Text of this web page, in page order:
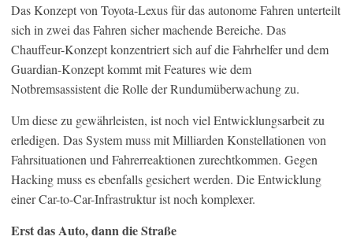
Das Konzept von Toyota-Lexus für das autonome Fahren unterteilt
sich in zwei das Fahren sicher machende Bereiche. Das
Chauffeur-Konzept konzentriert sich auf die Fahrhelfer und dem
Guardian-Konzept kommt mit Features wie dem
Notbremsassistent die Rolle der Rundumüberwachung zu.
Um diese zu gewährleisten, ist noch viel Entwicklungsarbeit zu
erledigen. Das System muss mit Milliarden Konstellationen von
Fahrsituationen und Fahrerreaktionen zurechtkommen. Gegen
Hacking muss es ebenfalls gesichert werden. Die Entwicklung
einer Car-to-Car-Infrastruktur ist noch komplexer.
Erst das Auto, dann die Straße